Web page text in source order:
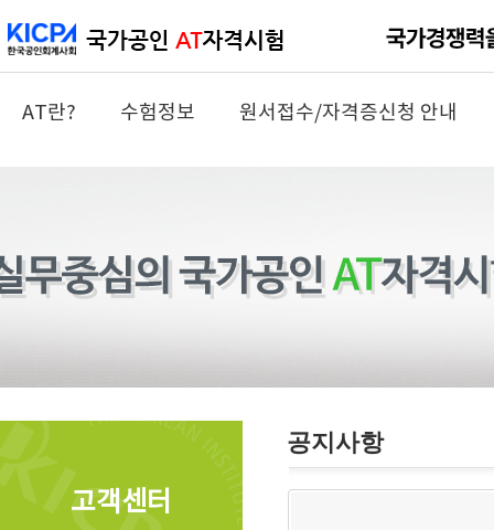
AT란? 수험정보 원서접수/자격증신청 안내
고객센터
공지사항